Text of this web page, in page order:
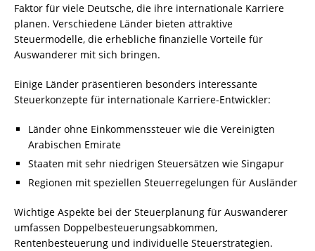
Faktor für viele Deutsche, die ihre internationale Karriere
planen. Verschiedene Länder bieten attraktive
Steuermodelle, die erhebliche finanzielle Vorteile für
Auswanderer mit sich bringen.
Einige Länder präsentieren besonders interessante
Steuerkonzepte für internationale Karriere-Entwickler:
Länder ohne Einkommenssteuer wie die Vereinigten
Arabischen Emirate
Staaten mit sehr niedrigen Steuersätzen wie Singapur
Regionen mit speziellen Steuerregelungen für Ausländer
Wichtige Aspekte bei der Steuerplanung für Auswanderer
umfassen Doppelbesteuerungsabkommen,
Rentenbesteuerung und individuelle Steuerstrategien.